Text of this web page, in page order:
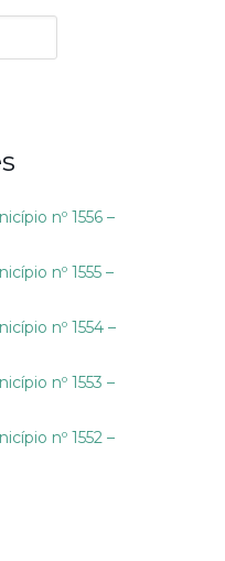
nº 1556 –
nº 1555 –
nº 1554 –
nº 1553 –
nº 1552 –